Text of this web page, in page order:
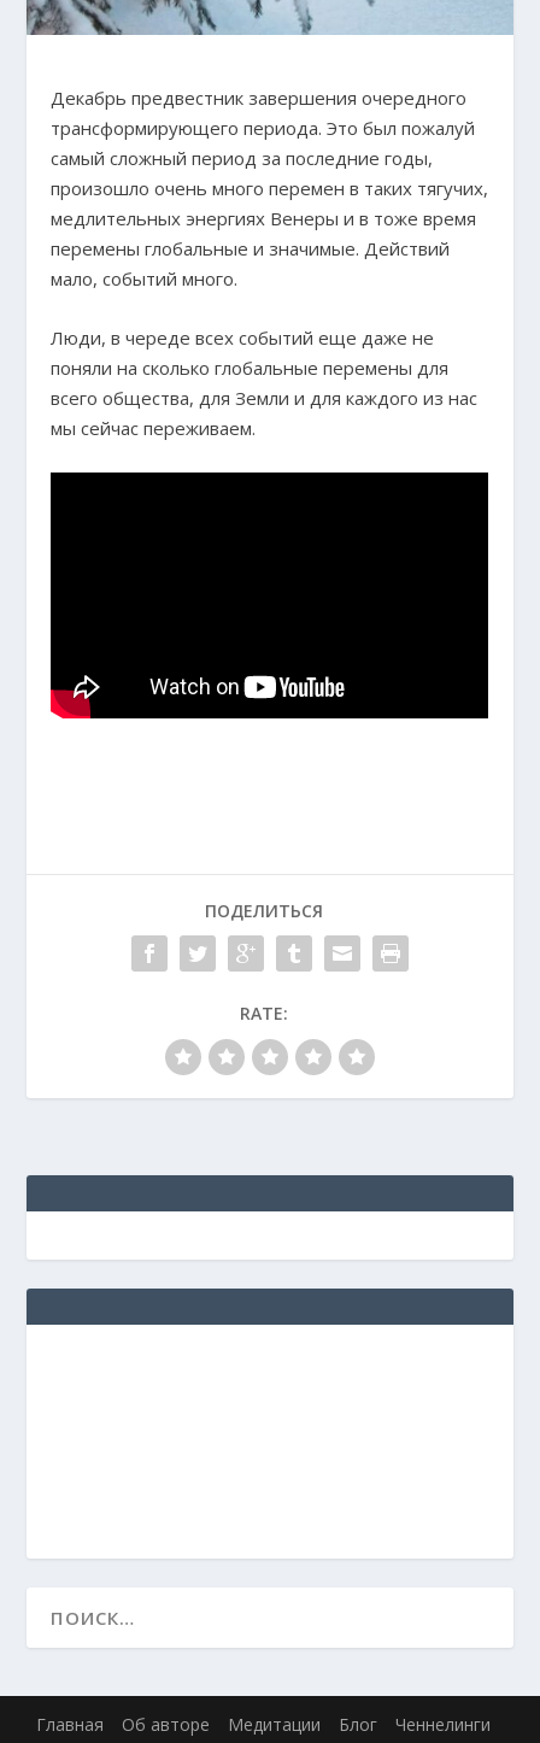
Декабрь предвестник завершения очередного
трансформирующего периода. Это был пожалуй
самый сложный период за последние годы,
произошло очень много перемен в таких тягучих,
медлительных энергиях Венеры и в тоже время
перемены глобальные и значимые. Действий
мало, событий много.
Люди, в череде всех событий еще даже не
поняли на сколько глобальные перемены для
всего общества, для Земли и для каждого из нас
мы сейчас переживаем.
ПОДЕЛИТЬСЯ
RATE:
Главная Об авторе Медитации Блог
Ченнелинги